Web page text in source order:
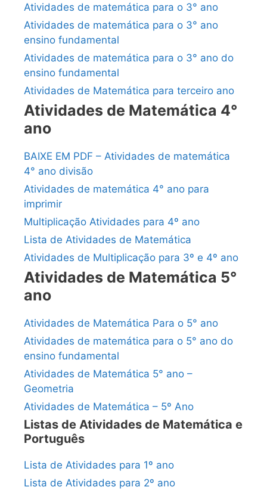
Atividades de matemática para o 3° ano
Atividades de matemática para o 3° ano
ensino fundamental
Atividades de matemática para o 3° ano do
ensino fundamental
Atividades de Matemática para terceiro ano
Atividades de Matemática 4°
ano
BAIXE EM PDF – Atividades de matemática
4° ano divisão
Atividades de matemática 4° ano para
imprimir
Multiplicação Atividades para 4º ano
Lista de Atividades de Matemática
Atividades de Multiplicação para 3º e 4º ano
Atividades de Matemática 5°
ano
Atividades de Matemática Para o 5° ano
Atividades de matemática para o 5° ano do
ensino fundamental
Atividades de Matemática 5° ano –
Geometria
Atividades de Matemática – 5º Ano
Listas de Atividades de Matemática e
Português
Lista de Atividades para 1º ano
Lista de Atividades para 2º ano